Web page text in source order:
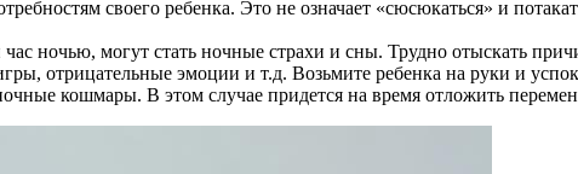
своего ребенка. Это не означает «сюсюкаться» и
ночью, могут стать ночные страхи и сны. Трудно отыскать
отрицательные эмоции и т.д. Возьмите ребенка на руки и
кошмары. В этом случае придется на время отложить